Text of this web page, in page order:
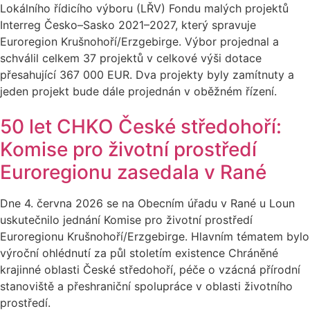
Lokálního řídicího výboru (LŘV) Fondu malých projektů
Interreg Česko–Sasko 2021–2027, který spravuje
Euroregion Krušnohoří/Erzgebirge. Výbor projednal a
schválil celkem 37 projektů v celkové výši dotace
přesahující 367 000 EUR. Dva projekty byly zamítnuty a
jeden projekt bude dále projednán v oběžném řízení.
50 let CHKO České středohoří:
Komise pro životní prostředí
Euroregionu zasedala v Rané
Dne 4. června 2026 se na Obecním úřadu v Rané u Loun
uskutečnilo jednání Komise pro životní prostředí
Euroregionu Krušnohoří/Erzgebirge. Hlavním tématem bylo
výroční ohlédnutí za půl stoletím existence Chráněné
krajinné oblasti České středohoří, péče o vzácná přírodní
stanoviště a přeshraniční spolupráce v oblasti životního
prostředí.